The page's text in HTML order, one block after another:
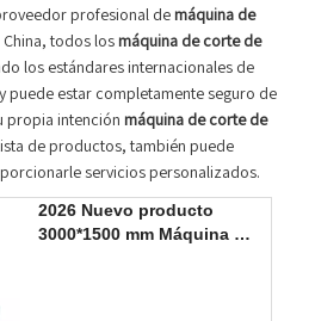
profesional de máquina de
China, todos los máquina de corte de
los estándares internacionales de
puede estar completamente seguro de
propia intención máquina de corte de
de productos, también puede
servicios personalizados.
2026 Nuevo producto
3000*1500 mm Máquina de